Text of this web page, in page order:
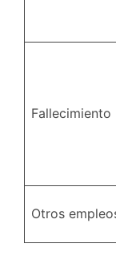
Fallecimiento
Otros